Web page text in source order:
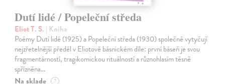
Dutí lidé / Popeleční středa
Eliot T. S. | Kniha
Poémy Dutí lidé (1925) a Popeleční středa (1930) společně vytyčují
nejzřetelnější předěl v Eliotově básnickém díle: první báseň je svou
fragmentárností, tragikomickou rituálností a různohlasím těsně
spřízněna…
Na sklade ?